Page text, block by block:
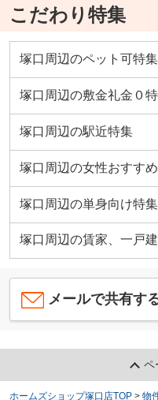
こだわり特集
塚口周辺のペット可特集
塚口周辺の敷金礼金０
塚口周辺の駅近特集
塚口周辺の女性おすす
塚口周辺の単身向け特集
塚口周辺の賃家、一戸
メールで共有す
ペ
ホームズショップ塚口店TOP > 物